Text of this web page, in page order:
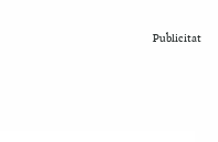
Publicitat